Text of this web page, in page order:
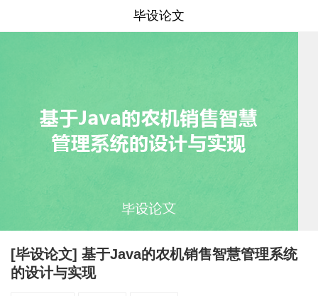
毕设论文
[毕设论文] 基于Java的农机销售智慧管理系统
的设计与实现